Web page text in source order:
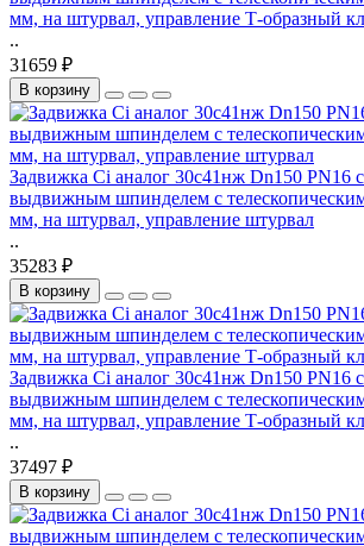
мм, на штурвал, управление Т-образный
..
31659 ₽
В корзину
Задвижка Ci аналог 30с41нж Dn150 PN16
выдвижным шпинделем с
мм, на штурвал, управление штурвал
..
35283 ₽
В корзину
Задвижка Ci аналог 30с41нж Dn150 PN16
выдвижным шпинделем с
мм, на штурвал, управление Т-образный
..
37497 ₽
В корзину